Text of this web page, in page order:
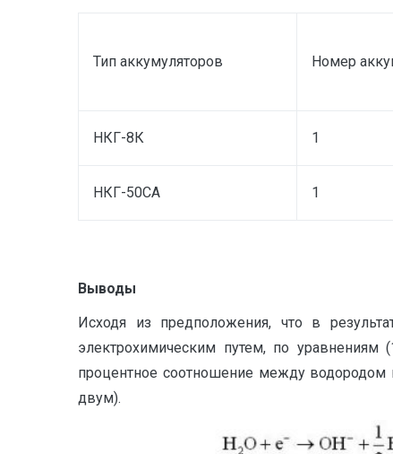
Тип аккумуляторов Номер
НКГ-8К 1
НКГ-50СА 1
Выводы
Исходя из предположения, что в
электрохимическим путем, по
процентное соотношение между водородом
двум).